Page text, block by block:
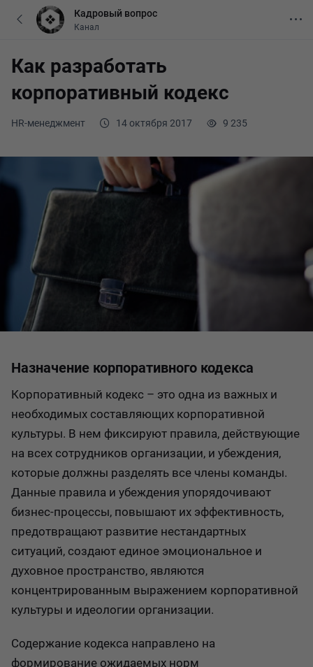
HR-менеджмент 14 октября 2017 9 235
Как разработать
корпоративный кодекс
Назначение корпоративного кодекса
Корпоративный кодекс – это одна из важных и
необходимых составляющих корпоративной
культуры. В нем фиксируют правила, действующие
на всех сотрудников организации, и убеждения,
которые должны разделять все члены команды.
Данные правила и убеждения упорядочивают
бизнес-процессы, повышают их эффективность,
предотвращают развитие нестандартных
ситуаций, создают единое эмоциональное и
духовное пространство, являются
концентрированным выражением корпоративной
культуры и идеологии организации.
Содержание кодекса направлено на
формирование ожидаемых норм
Кадровый вопрос
Канал